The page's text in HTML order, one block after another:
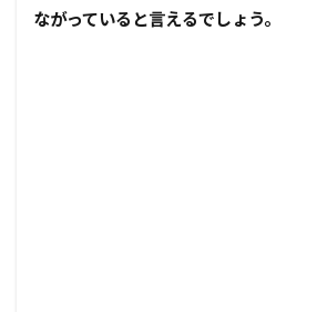
ながっていると言えるでしょう。